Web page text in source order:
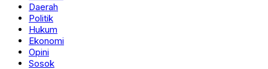
Daerah
Politik
Hukum
Ekonomi
Opini
Sosok